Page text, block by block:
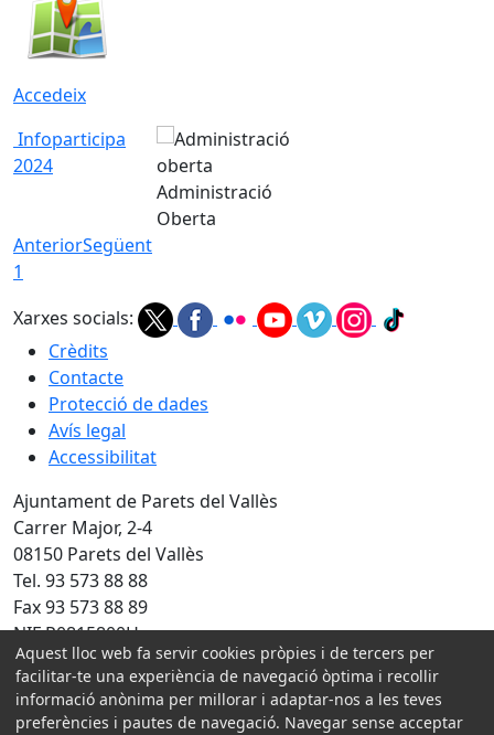
Accedeix
Infoparticipa
2024
Administració
Oberta
AnteriorSegüent
1
Xarxes socials:
Crèdits
Contacte
Protecció de dades
Avís legal
Accessibilitat
Ajuntament de Parets del Vallès
Carrer Major, 2-4
08150 Parets del Vallès
Tel. 93 573 88 88
Fax 93 573 88 89
NIF P0815800H
Amb la col·laboració de:
Aquest lloc web fa servir cookies pròpies i de tercers per
facilitar-te una experiència de navegació òptima i recollir
informació anònima per millorar i adaptar-nos a les teves
preferències i pautes de navegació. Navegar sense acceptar